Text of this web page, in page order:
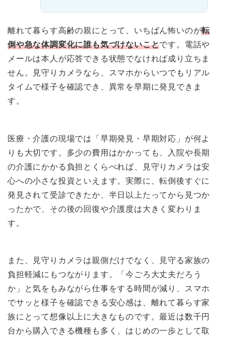
離れて暮らす高齢の親にとって、いちばん怖いのが転
倒や急な体調変化に誰も気づけないことです。電話や
メールは本人が応答できる状態でなければ成り立ちま
せん。見守りカメラなら、スマホからいつでもリアル
タイムで様子を確認でき、異常を早期に発見できま
す。
医療・介護の現場では「早期発見・早期対応」が何よ
りも大切です。多少の費用はかかっても、入院や長期
の介護にかかる負担とくらべれば、見守りカメラは安
心への小さな投資といえます。実際に、転倒後すぐに
発見されて受診できたか、半日以上たってから見つか
ったかで、その後の回復や介護度は大きく変わりま
す。
また、見守りカメラは親側だけでなく、見守る家族の
負担軽減にもつながります。「今ごろ大丈夫だろう
か」と気をもみながら仕事をする時間が減り、スマホ
でサッと様子を確認できる安心感は、離れて暮らす家
族にとって想像以上に大きなものです。最近は数千円
台から購入できる機種も多く、はじめの一歩として取